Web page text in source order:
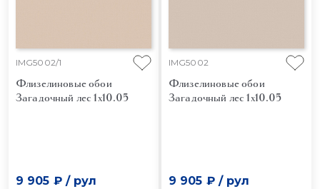
IMG5002/1
Флизелиновые обои
Загадочный лес 1x10.05
9 905 ₽/ рул
IMG5002
Флизелиновые обои
Загадочный лес 1x10.05
9 905 ₽/ рул